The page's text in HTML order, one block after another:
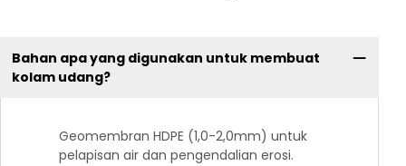
Bahan apa yang digunakan untuk membuat
kolam udang?
Geomembran HDPE (1,0-2,0mm) untuk
pelapisan air dan pengendalian erosi.